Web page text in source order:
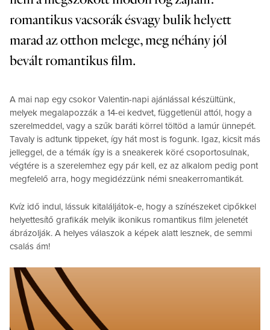
romantikus vacsorák ésvagy bulik helyett
marad az otthon melege, meg néhány jól
bevált romantikus film.
A mai nap egy csokor Valentin-napi ajánlással készültünk,
melyek megalapozzák a 14-ei kedvet, függetlenül attól, hogy a
szerelmeddel, vagy a szűk baráti körrel töltöd a lamúr ünnepét.
Tavaly is adtunk tippeket, így hát most is fogunk. Igaz, kicsit más
jelleggel, de a témák így is a sneakerek köré csoportosulnak,
végtére is a szerelemhez egy pár kell, ez az alkalom pedig pont
megfelelő arra, hogy megidézzünk némi sneakerromantikát.
Kvíz idő indul, lássuk kitaláljátok-e, hogy a színészeket cipőkkel
helyettesítő grafikák melyik ikonikus romantikus film jelenetét
ábrázolják. A helyes válaszok a képek alatt lesznek, de semmi
csalás ám!